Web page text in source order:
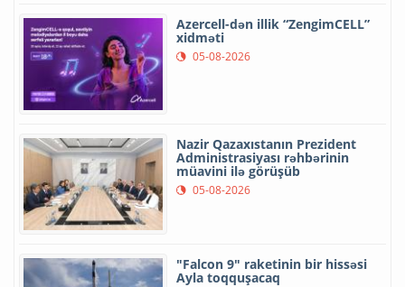
Azercell-dən illik “ZengimCELL”
xidməti
05-08-2026
Nazir Qazaxıstanın Prezident
Administrasiyası rəhbərinin
müavini ilə görüşüb
05-08-2026
"Falcon 9" raketinin bir hissəsi
Ayla toqquşacaq